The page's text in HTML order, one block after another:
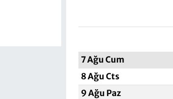
7 Ağu Cum
8 Ağu Cts
9 Ağu Paz